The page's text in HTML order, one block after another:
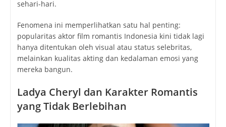
sehari-hari.
Fenomena ini memperlihatkan satu hal penting:
popularitas aktor film romantis Indonesia kini tidak lagi
hanya ditentukan oleh visual atau status selebritas,
melainkan kualitas akting dan kedalaman emosi yang
mereka bangun.
Ladya Cheryl dan Karakter Romantis
yang Tidak Berlebihan